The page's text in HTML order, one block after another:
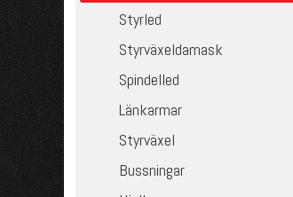
Styrled
Styrväxeldamask
Spindelled
Länkarmar
Styrväxel
Bussningar